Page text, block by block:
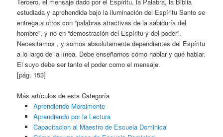
estudiada y aprehendida bajo la iluminación del Espíritu Santo se
entrega a otros con “palabras atractivas de la sabiduría del
hombre”, y no en “demostración del Espíritu y del poder”.
Necesitamos , y somos absolutamente dependientes del Espíritu
a lo largo de la línea. Debe enseñarnos cómo hablar y qué hablar.
El suyo debe ser tanto el poder como el mensaje.
[pág. 153]
Más artículos de esta Categoría
Aprendiendo Moralmente
Aprendiendo por la Lectura
Capacitacion al Maestro de Escuela Dominical